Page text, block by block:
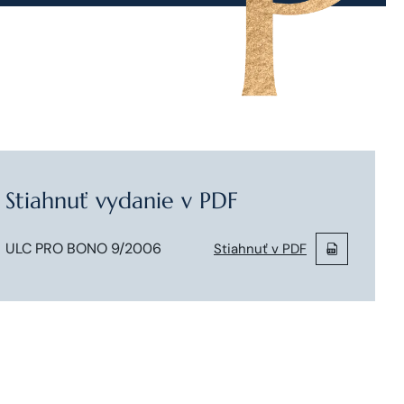
Stiahnuť vydanie v PDF
ULC PRO BONO 9/2006 Stiahnuť v PDF